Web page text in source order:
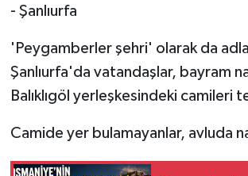
- Şanlıurfa
'Peygamberler şehri' olarak da
Şanlıurfa'da vatandaşlar, bayram
Balıklıgöl yerleşkesindeki camileri
Camide yer bulamayanlar, avluda